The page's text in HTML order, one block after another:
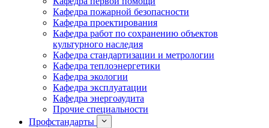
Кафедра пожарной безопасности
Кафедра проектирования
Кафедра работ по сохранению объектов
культурного наследия
Кафедра стандартизации и метрологии
Кафедра теплоэнергетики
Кафедра экологии
Кафедра эксплуатации
Кафедра энергоаудита
Прочие специальности
Профстандарты